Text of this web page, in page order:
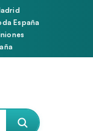
España